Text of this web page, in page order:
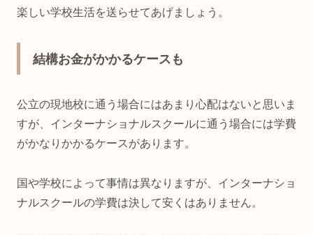
楽しい学校生活を送らせてあげましょう。
結構お金がかかるケースも
公立の現地校に通う場合にはあまり心配はないと思いま
すが、インターナショナルスクールに通う場合には学費
がかなりかかるケースがあります。
国や学校によって事情は異なりますが、インターナショ
ナルスクールの学費は決して安くはありません。